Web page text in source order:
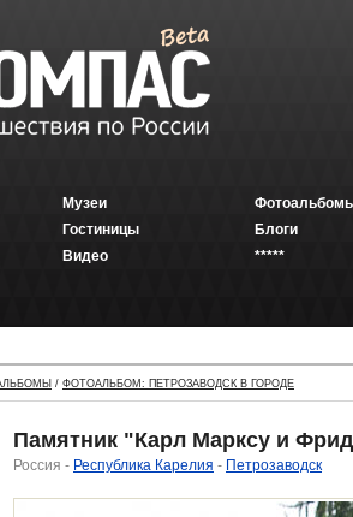
Музеи
Гостиницы
Видео
Блоги
*****
/ ФОТОАЛЬБОМ: ПЕТРОЗАВОДСК В ГОРОДЕ
Памятник "Карл Марксу и
Россия - Республика Карелия - Петрозаводск